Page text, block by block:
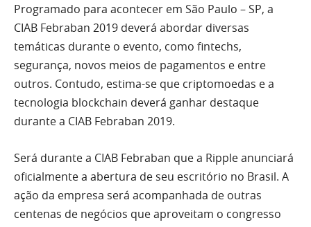
Programado para acontecer em São Paulo – SP, a
CIAB Febraban 2019 deverá abordar diversas
temáticas durante o evento, como fintechs,
segurança, novos meios de pagamentos e entre
outros. Contudo, estima-se que criptomoedas e a
tecnologia blockchain deverá ganhar destaque
durante a CIAB Febraban 2019.
Será durante a CIAB Febraban que a Ripple anunciará
oficialmente a abertura de seu escritório no Brasil. A
ação da empresa será acompanhada de outras
centenas de negócios que aproveitam o congresso